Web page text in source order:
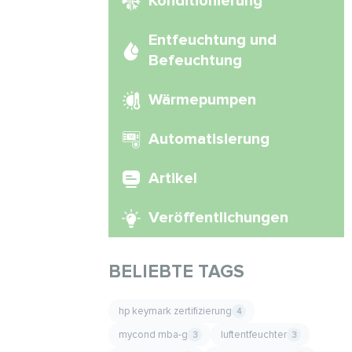
Entfeuchtung und
Befeuchtung
Wärmepumpen
Automatisierung
Artikel
Veröffentlichungen
BELIEBTE TAGS
hp keymark zertifizierung 4
mycond mba-g 3 luftentfeuchter 3